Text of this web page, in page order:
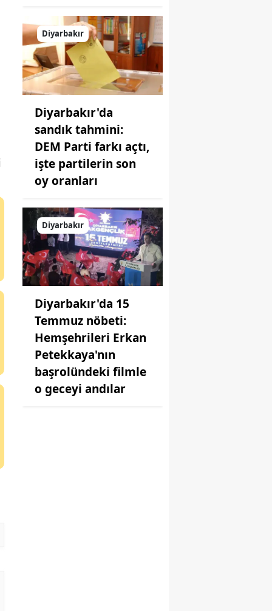
Diyarbakır
Diyarbakır'da
sandık tahmini:
DEM Parti farkı açtı,
işte partilerin son
oy oranları
Diyarbakır
Diyarbakır'da 15
Temmuz nöbeti:
Hemşehrileri Erkan
Petekkaya'nın
başrolündeki filmle
o geceyi andılar